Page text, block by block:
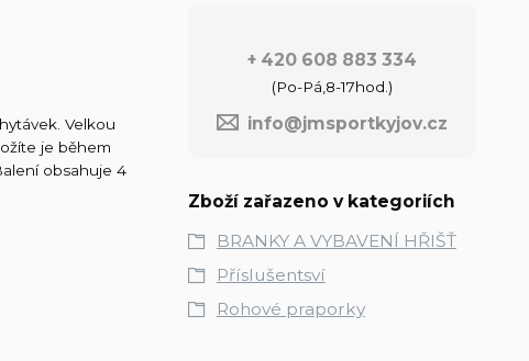
Velkou
je během
obsahuje 4
+ 420 608 883 334
(Po-Pá,8-17hod.)
info@jmsportkyjov.cz
Zboží zařazeno v kategoriích
BRANKY A VYBAVENÍ HŘIŠŤ
Příslušentsví
Rohové praporky